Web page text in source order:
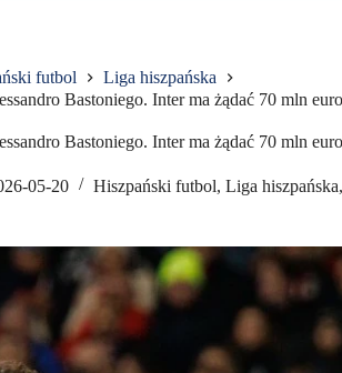
futbol
Liga hiszpańska
Bastoniego. Inter ma żądać 70 mln euro
Bastoniego. Inter ma żądać 70 mln euro
05-20 Hiszpański futbol, Liga hiszpańska,